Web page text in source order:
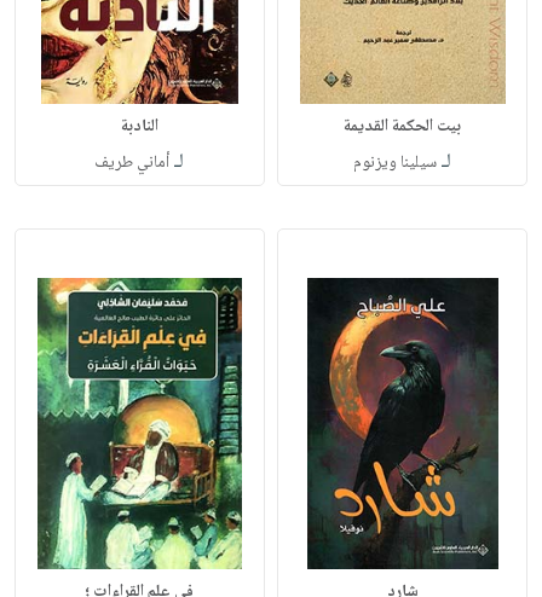
بيت الحكمة القديمة
لـسيلينا ويزنوم
النادبة
لـأماني طريف